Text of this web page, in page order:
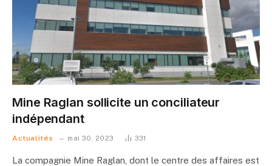
Mine Raglan sollicite un conciliateur
indépendant
Actualités mai 30, 2023 331
La compagnie Mine Raglan, dont le centre des affaires est